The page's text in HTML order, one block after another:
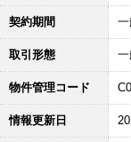
契約期間
取引形態
物件管理コード
情報更新日